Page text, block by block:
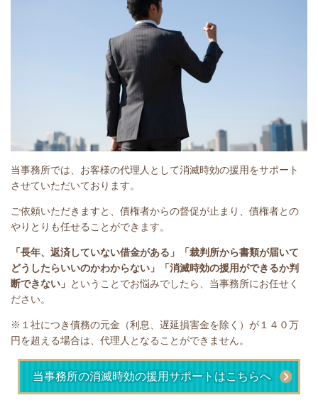
当事務所では、お客様の代理人として消滅時効の援用をサポート
させていただいております。
ご依頼いただきますと、債権者からの督促が止まり、債権者との
やりとりも任せることができます。
「長年、返済していない借金がある」
「裁判所から書類が届いて
どうしたらいいのかわからない」「消滅時効の援用ができるか判
断できない」 ということでお悩みでしたら、当事務所にお任せく
ださい。
※１社につき債務の元金（利息、遅延損害金を除く）が１４０万
円を超える場合は、代理人となることができません。
当事務所の消滅時効の援用サポートはこちらへ